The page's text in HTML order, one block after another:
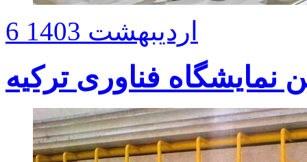
6 اردیبهشت 1403
نمایشگاه فناوری ترکیه